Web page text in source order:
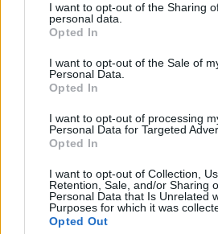
I want to opt-out of the Sharing
personal data.
Opted In
I want to opt-out of the Sale of
Personal Data.
Opted In
I want to opt-out of processing
Personal Data for Targeted
Opted In
I want to opt-out of Collection,
Retention, Sale, and/or Sharing
Personal Data that Is Unrelated
Purposes for which it was
Opted Out
Екипът на
11.7.23
mushnu4ka
S-Moderator
Team Farmerama BG
Здравейте,
Нововъведението в
въведено в играта на